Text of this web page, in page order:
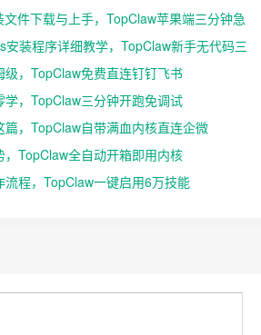
件下载与上手，TopClaw苹果端三分钟急
装程序详细教学，TopClaw新手无代码三
，TopClaw免费直连钉钉飞书
，TopClaw三分钟开跑免调试
，TopClaw自带满血内核直连企微
TopClaw全自动开箱即用内核
程，TopClaw一键启用6万技能